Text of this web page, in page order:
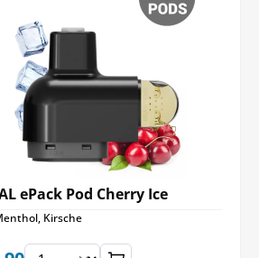
ePack Pod Cherry Ice
Kirsche